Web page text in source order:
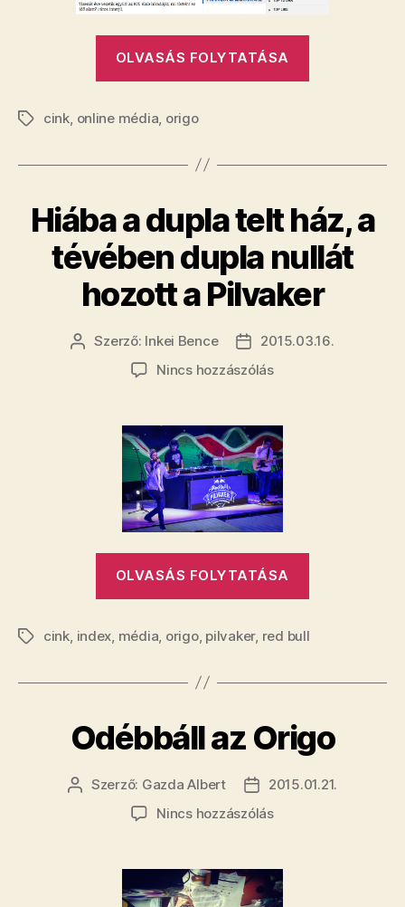
OLVASÁS FOLYTATÁSA
Origót”
Címkék
cink online média origo
Hiába a dupla telt ház, a
tévében dupla nullát
hozott a Pilvaker
Bejegyzés
Szerző: Inkei Bence
Bejegyzés
dátuma
2015.03.16.
Nincs hozzászólása(z)
dupla
telt
ház,
a
tévében
dupla
hozott
bejegyzéshez
OLVASÁS FOLYTATÁSA
telt
a
dupla
nullát
hozott
Címkék
cink index média origo, pilvaker, red bull
Odébbáll az Origo
Bejegyzés
Szerző: Gazda Albert
Bejegyzés
dátuma
2015.01.21.
Nincs hozzászólása(z)
Origo
bejegyzéshez